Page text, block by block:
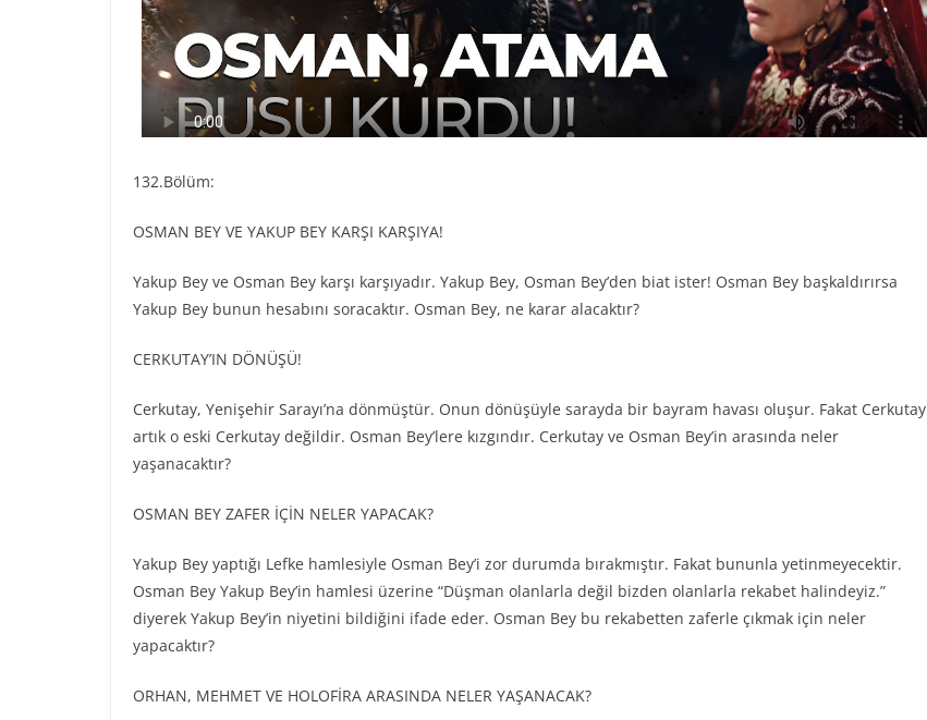
132.Bölüm:
OSMAN BEY VE YAKUP BEY KARŞI KARŞIYA!
Yakup Bey ve Osman Bey karşı karşıyadır. Yakup Bey, Osman Bey’den biat ister! Osman Bey başkaldırırsa
Yakup Bey bunun hesabını soracaktır. Osman Bey, ne karar alacaktır?
CERKUTAY’IN DÖNÜŞÜ!
Cerkutay, Yenişehir Sarayı’na dönmüştür. Onun dönüşüyle sarayda bir bayram havası oluşur. Fakat Cerkutay
artık o eski Cerkutay değildir. Osman Bey’lere kızgındır. Cerkutay ve Osman Bey’in arasında neler
yaşanacaktır?
OSMAN BEY ZAFER İÇİN NELER YAPACAK?
Yakup Bey yaptığı Lefke hamlesiyle Osman Bey’i zor durumda bırakmıştır. Fakat bununla yetinmeyecektir.
Osman Bey Yakup Bey’in hamlesi üzerine “Düşman olanlarla değil bizden olanlarla rekabet halindeyiz.”
diyerek Yakup Bey’in niyetini bildiğini ifade eder. Osman Bey bu rekabetten zaferle çıkmak için neler
yapacaktır?
ORHAN, MEHMET VE HOLOFİRA ARASINDA NELER YAŞANACAK?